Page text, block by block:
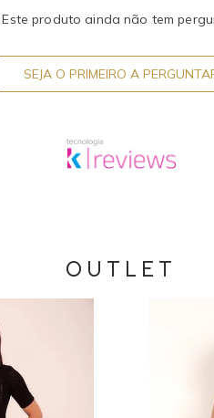
Este produto ainda não tem
SEJA O PRIMEIRO A
OUTLET